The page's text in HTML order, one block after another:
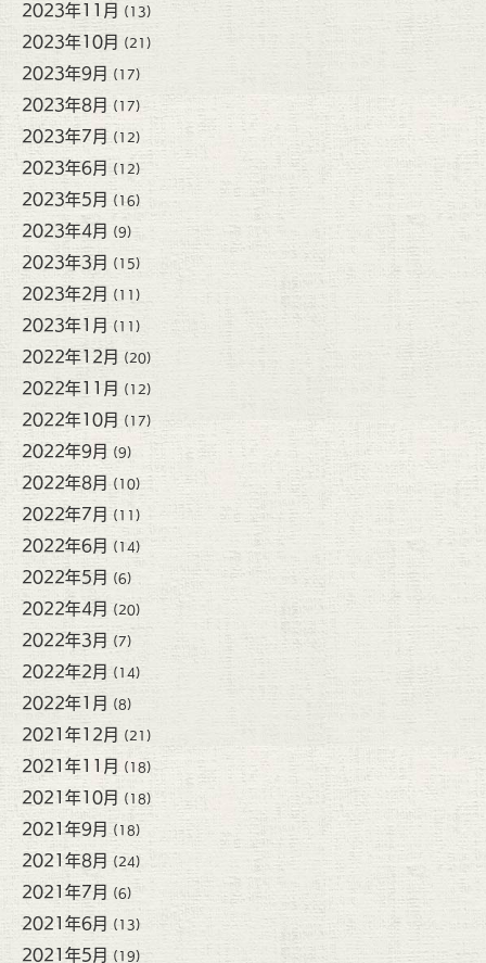
2023年11月 (13)
2023年10月 (21)
2023年9月 (17)
2023年8月 (17)
2023年7月 (12)
2023年6月 (12)
2023年5月 (16)
2023年4月 (9)
2023年3月 (15)
2023年2月 (11)
2023年1月 (11)
2022年12月 (20)
2022年11月 (12)
2022年10月 (17)
2022年9月 (9)
2022年8月 (10)
2022年7月 (11)
2022年6月 (14)
2022年5月 (6)
2022年4月 (20)
2022年3月 (7)
2022年2月 (14)
2022年1月 (8)
2021年12月 (21)
2021年11月 (18)
2021年10月 (18)
2021年9月 (18)
2021年8月 (24)
2021年7月 (6)
2021年6月 (13)
2021年5月 (19)